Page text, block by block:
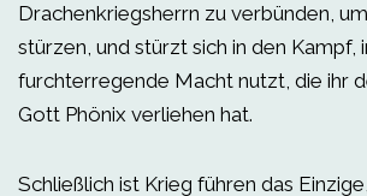
Drachenkriegsherrn zu verbünden,
stürzen, und stürzt sich in den Kampf,
furchterregende Macht nutzt, die ihr
Gott Phönix verliehen hat.
Schließlich ist Krieg führen das